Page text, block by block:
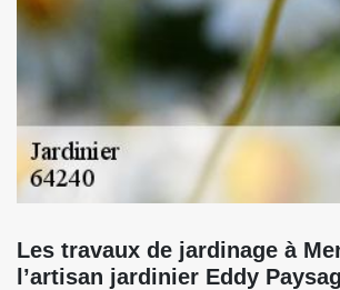
Les travaux de jardinage à
l’artisan jardinier Eddy